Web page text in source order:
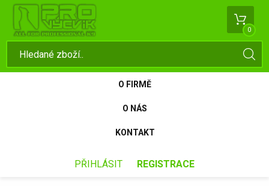
0
O FIRMĚ
O NÁS
KONTAKT
PŘIHLÁSIT REGISTRACE